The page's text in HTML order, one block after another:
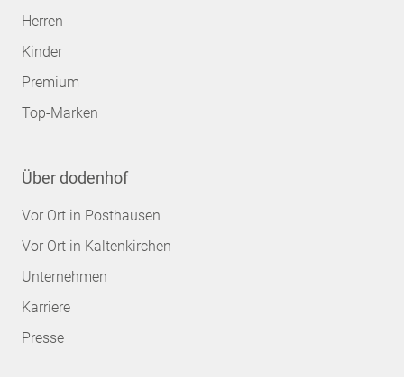
Herren
Kinder
Premium
Top-Marken
Über dodenhof
Vor Ort in Posthausen
Vor Ort in Kaltenkirchen
Unternehmen
Karriere
Presse